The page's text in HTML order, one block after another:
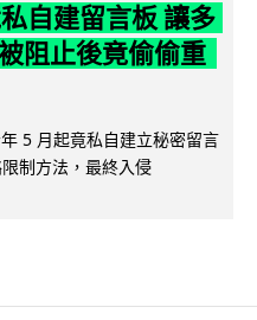
自建留言板 讓多
阻止後竟偷偷重
5 月起竟私自建立秘密留言
制方法，最終入侵